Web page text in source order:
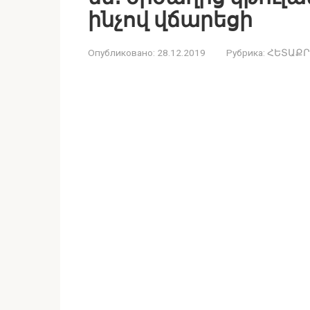
ինչով վճարեցի
Опубликовано: 28.12.2019 Рубрика: